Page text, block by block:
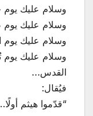
وسلام عليك
وسلام عليك
وسلام عليك
وسلام عليك يوم
القدس…
فيُقال:
“قدّموا هيثم